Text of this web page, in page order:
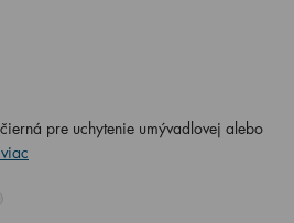
pre uchytenie umývadlovej alebo